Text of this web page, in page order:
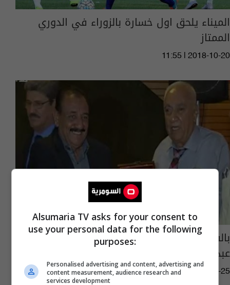
الميناء يلحق اول خسارة بالزوراء في الدوري
الممتاز
11:55 | 2018-10-20
بالفيديو: حفل في بغداد لتكريم الفنان سامي
عبد الحميد
04:27 | 2016-05-25
Alsumaria TV asks for your consent to
use your personal data for the following
purposes:
Personalised advertising and content, advertising and
content measurement, audience research and
services development